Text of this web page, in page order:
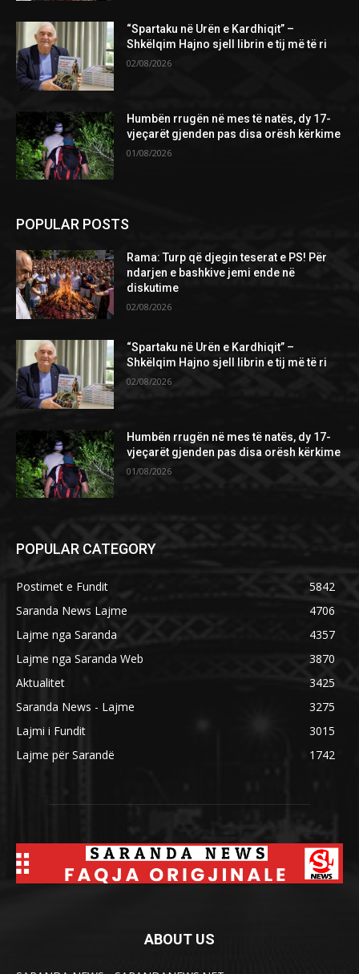
“Spartaku në Urën e Kardhiqit” –
Shkëlqim Hajno sjell librin e tij më të ri
02/08/2026
Humbën rrugën në mes të natës, dy 17-
vjeçarët gjenden pas disa orësh kërkime
01/08/2026
POPULAR POSTS
Rama: Turp që djegin teserat e PS! Për
ndarjen e bashkive jemi ende në
diskutime
02/08/2026
“Spartaku në Urën e Kardhiqit” –
Shkëlqim Hajno sjell librin e tij më të ri
02/08/2026
Humbën rrugën në mes të natës, dy 17-
vjeçarët gjenden pas disa orësh kërkime
01/08/2026
POPULAR CATEGORY
Postimet e Fundit
5842
Saranda News Lajme
4706
Lajme nga Saranda
4357
Lajme nga Saranda Web
3870
Aktualitet
3425
Saranda News - Lajme
3275
Lajmi i Fundit
3015
Lajme për Sarandë
1742
ABOUT US